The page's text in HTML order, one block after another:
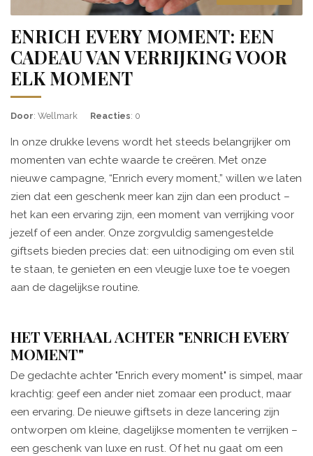
ENRICH EVERY MOMENT: EEN
CADEAU VAN VERRIJKING VOOR
ELK MOMENT
Door: Wellmark Reacties: 0
In onze drukke levens wordt het steeds belangrijker om
momenten van echte waarde te creëren. Met onze
nieuwe campagne, “Enrich every moment,” willen we laten
zien dat een geschenk meer kan zijn dan een product –
het kan een ervaring zijn, een moment van verrijking voor
jezelf of een ander. Onze zorgvuldig samengestelde
giftsets bieden precies dat: een uitnodiging om even stil
te staan, te genieten en een vleugje luxe toe te voegen
aan de dagelijkse routine.
HET VERHAAL ACHTER "ENRICH EVERY
MOMENT"
De gedachte achter "Enrich every moment" is simpel, maar
krachtig: geef een ander niet zomaar een product, maar
een ervaring. De nieuwe giftsets in deze lancering zijn
ontworpen om kleine, dagelijkse momenten te verrijken –
een geschenk van luxe en rust. Of het nu gaat om een